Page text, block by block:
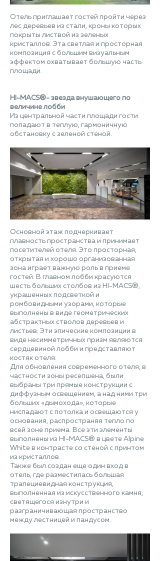
Отель приглашает гостей пройти через
лес деревьев из стали, кроны которых
покрыты листвой из зеленых
кристаллов. Эта светлая и просторная
композиция с большим визуальным
эффектом охватывает большую часть
площади.
HI-MACS®- звезда внушающего по
величине лобби
Из центральной части площади гости
попадают в теплую, гармоничную
обстановку с зеленой стеной.
Основной этаж подчеркивает
плавность пространства и принимает
посетителей отеля. Это просторная,
открытая и хорошо организованная
зона играет важную роль в приеме
гостей. В главном лобби красуются
шесть больших столбов из HI-MACS®,
украшенных подсветкой и
ромбовидными узорами, которые
выполнены в виде геометрических
абстрактных стволов деревьев и
листьев. Эти эпические композиции в
виде несимметричных призм являются
сердцевиной лобби и представляют
костяк отеля.
Для обновления современного отеля, в
частности зоны ресепшена, были
выбраны три прямые конструкции с
диффузным освещением, а над ними три
больших «дымохода», которые
ниспадают с потолка и освещаются у
основания, распространяя тепло по
всей зоне приема. Все эти элементы
выполнены из HI-MACS® в цвете Alpine
White в контрасте со стеной с принтом
из кристаллов.
Также был создан еще один вход в
отель, где разместилась большая
трапециевидная конструкция,
выполненная из искусственного камня,
светящегося изнутри и
разграничивающая пространство
между лестницей и пандусом.